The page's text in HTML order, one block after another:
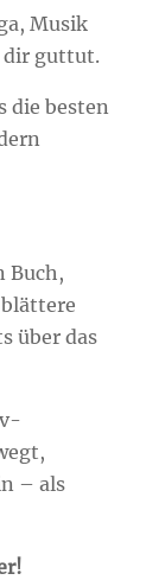
Musik
dir guttut.
die besten
Buch,
über das
– als